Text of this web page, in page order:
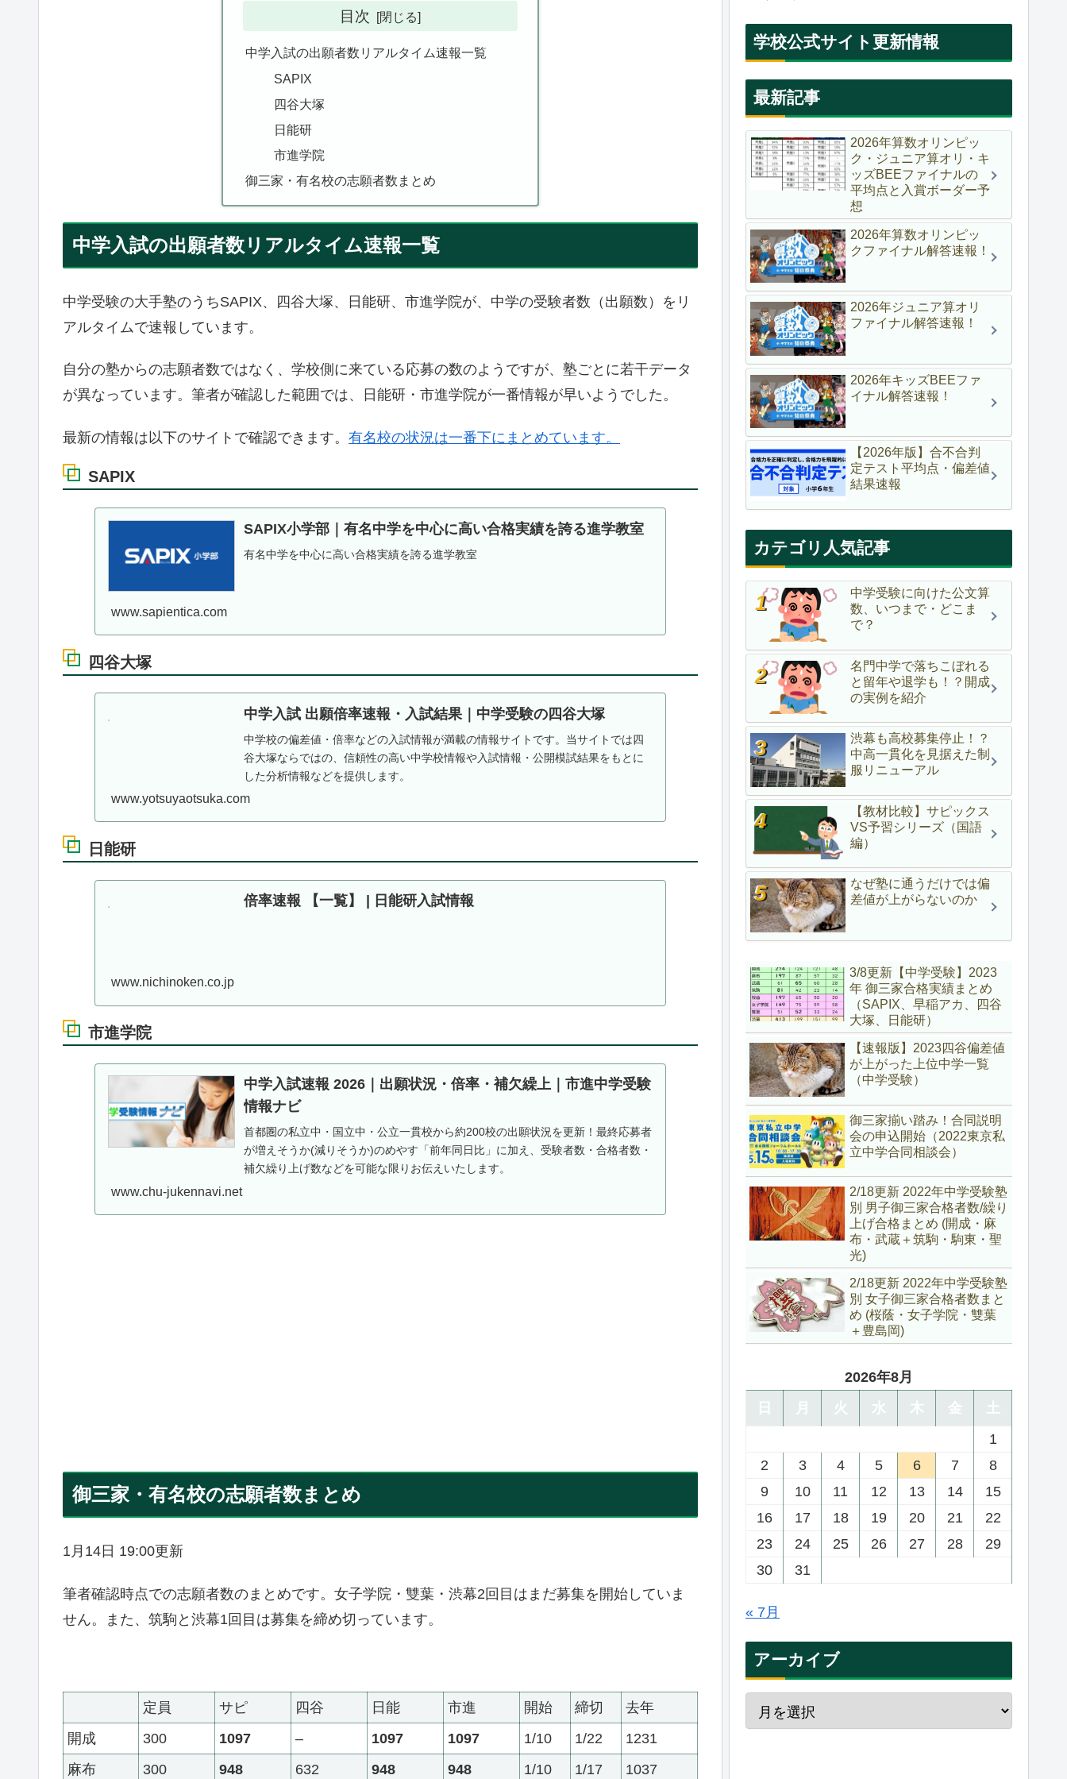
目次
中学入試の出願者数リアルタイム速報一覧
SAPIX
四谷大塚
日能研
市進学院
御三家・有名校の志願者数まとめ
中学入試の出願者数リアルタイム速報一覧
中学受験の大手塾のうちSAPIX、四谷大塚、日能研、市進学院が、中学の受験者数（出願数）をリ
アルタイムで速報しています。
自分の塾からの志願者数ではなく、学校側に来ている応募の数のようですが、塾ごとに若干データ
が異なっています。筆者が確認した範囲では、日能研・市進学院が一番情報が早いようでした。
最新の情報は以下のサイトで確認できます。 有名校の状況は一番下にまとめています。
SAPIX
SAPIX小学部｜有名中学を中心に高い合格実績を誇る進学教室
有名中学を中心に高い合格実績を誇る進学教室
www.sapientica.com
四谷大塚
中学入試 出願倍率速報・入試結果｜中学受験の四谷大塚
中学校の偏差値・倍率などの入試情報が満載の情報サイトです。当サイトでは四
谷大塚ならではの、信頼性の高い中学校情報や入試情報・公開模試結果をもとに
した分析情報などを提供します。
www.yotsuyaotsuka.com
日能研
倍率速報 【一覧】 | 日能研入試情報
www.nichinoken.co.jp
市進学院
中学入試速報 2026｜出願状況・倍率・補欠繰上｜市進中学受験
情報ナビ
首都圏の私立中・国立中・公立一貫校から約200校の出願状況を更新！最終応募者
が増えそうか(減りそうか)のめやす「前年同日比」に加え、受験者数・合格者数・
補欠繰り上げ数などを可能な限りお伝えいたします。
www.chu-jukennavi.net
御三家・有名校の志願者数まとめ
1月14日 19:00更新
筆者確認時点での志願者数のまとめです。女子学院・雙葉・渋幕2回目はまだ募集を開始していま
せん。また、筑駒と渋幕1回目は募集を締め切っています。
定員 サピ 四谷 日能 市進 開始 締切
去年
開成
300 1097 – 1097 1097 1/10 1/22
1231
麻布
300 948 632 948 948 1/10 1/17 1037
学校公式サイト更新情報
最新記事
2026年算数オリンピッ
ク・ジュニア算オリ・キ
ッズBEEファイナルの
平均点と入賞ボーダー予
想
2026年算数オリンピッ
クファイナル解答速報！
2026年ジュニア算オリ
ファイナル解答速報！
2026年キッズBEEファ
イナル解答速報！
【2026年版】合不合判
定テスト平均点・偏差値
結果速報
カテゴリ人気記事
中学受験に向けた公文算
数、いつまで・どこま
で？
名門中学で落ちこぼれる
と留年や退学も！？開成
の実例を紹介
渋幕も高校募集停止！？
中高一貫化を見据えた制
服リニューアル
【教材比較】サピックス
VS予習シリーズ（国語
編）
なぜ塾に通うだけでは偏
差値が上がらないのか
3/8更新【中学受験】2023
年 御三家合格実績まとめ
（SAPIX、早稲アカ、四谷
大塚、日能研）
【速報版】2023四谷偏差値
が上がった上位中学一覧
（中学受験）
御三家揃い踏み！合同説明
会の申込開始（2022東京私
立中学合同相談会）
2/18更新 2022年中学受験塾
別 男子御三家合格者数/繰り
上げ合格まとめ (開成・麻
布・武蔵＋筑駒・駒東・聖
光)
2/18更新 2022年中学受験塾
別 女子御三家合格者数まと
め (桜蔭・女子学院・雙葉
＋豊島岡)
2026年8月
日
月 火 水 木 金
土
1
2
3 4 5 6 7
8
9
10 11 12 13 14
15
16
17 18 19 20 21
22
23
24 25 26 27 28
29
30
31
« 7月
アーカイブ